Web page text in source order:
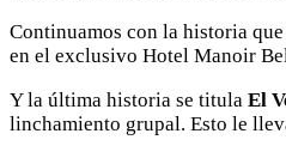
Continuamos con la historia
en el exclusivo Hotel Manoir
Y la última historia se titula El
linchamiento grupal. Esto le